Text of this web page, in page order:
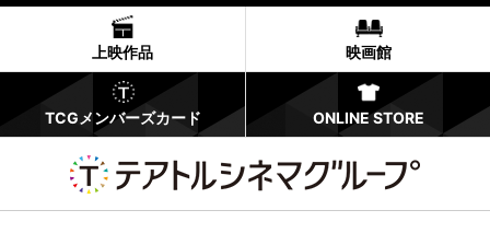
上映作品 映画館
TCGメンバーズカード ONLINE STORE